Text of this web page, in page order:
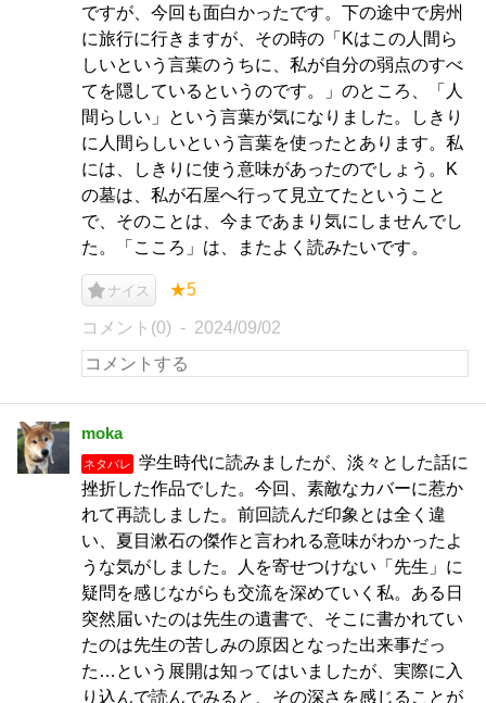
ですが、今回も面白かったです。下の途中で房州
に旅行に行きますが、その時の「Kはこの人間ら
しいという言葉のうちに、私が自分の弱点のすべ
てを隠しているというのです。」のところ、「人
間らしい」という言葉が気になりました。しきり
に人間らしいという言葉を使ったとあります。私
には、しきりに使う意味があったのでしょう。K
の墓は、私が石屋へ行って見立てたということ
で、そのことは、今まであまり気にしませんでし
た。「こころ」は、またよく読みたいです。
ナイス ★5
コメント(0) 2024/09/02
moka
ネタバレ
学生時代に読みましたが、淡々とした話に
挫折した作品でした。今回、素敵なカバーに惹か
れて再読しました。前回読んだ印象とは全く違
い、夏目漱石の傑作と言われる意味がわかったよ
うな気がしました。人を寄せつけない「先生」に
疑問を感じながらも交流を深めていく私。ある日
突然届いたのは先生の遺書で、そこに書かれてい
たのは先生の苦しみの原因となった出来事だっ
た…という展開は知ってはいましたが、実際に入
り込んで読んでみると、その深さを感じることが